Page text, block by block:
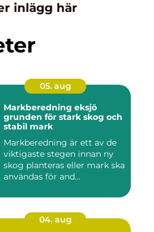
inlägg här
05. aug
Markberedning eksjö
grunden för stark skog och
stabil mark
Markberedning är ett av de
viktigaste stegen innan ny
skog planteras eller mark ska
användas för and...
04. aug